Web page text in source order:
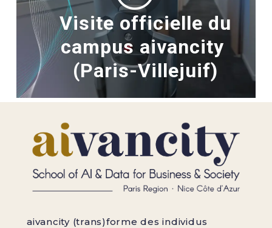
Visite officielle du
campus aivancity
(Paris-Villejuif)
aivancity (trans)forme des individus